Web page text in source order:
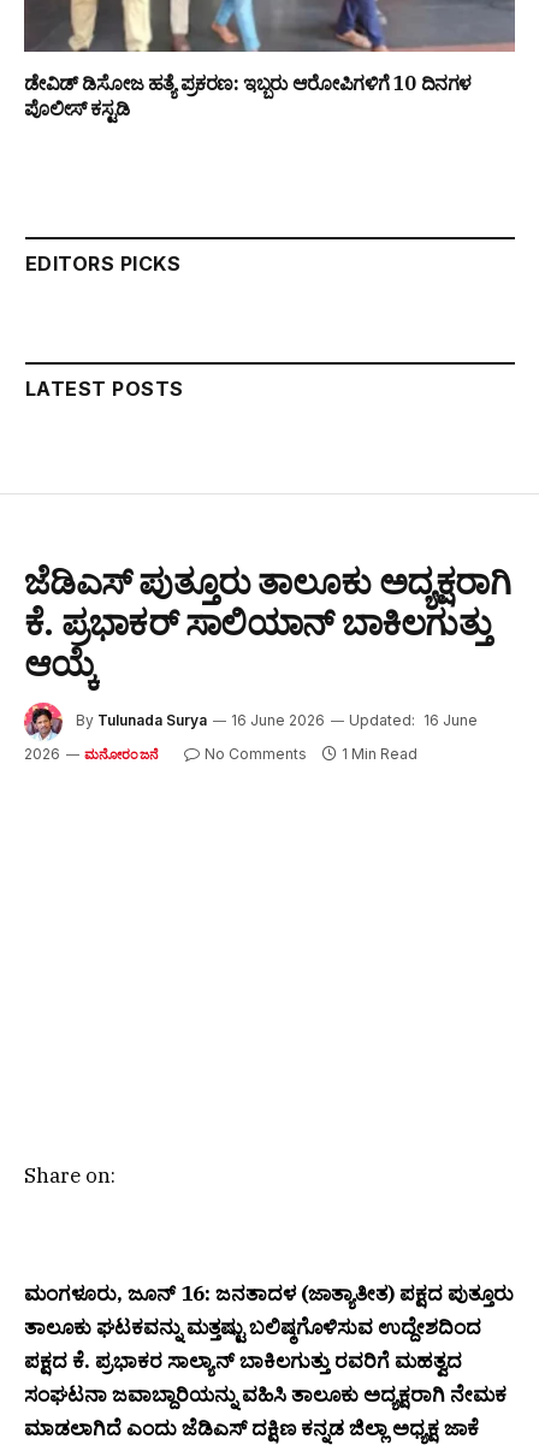
ಡೇವಿಡ್ ಡಿಸೋಜ ಹತ್ಯೆ ಪ್ರಕರಣ: ಇಬ್ಬರು ಆರೋಪಿಗಳಿಗೆ 10 ದಿನಗಳ
ಪೊಲೀಸ್ ಕಸ್ಟಡಿ
EDITORS PICKS
LATEST POSTS
ಜೆಡಿಎಸ್ ಪುತ್ತೂರು ತಾಲೂಕು ಅದ್ಯಕ್ಷರಾಗಿ
ಕೆ. ಪ್ರಭಾಕರ್ ಸಾಲಿಯಾನ್ ಬಾಕಿಲಗುತ್ತು‌
ಆಯ್ಕೆ
By Tulunada Surya 16 June 2026 Updated: 16 June
2026
ಮನೋರಂಜನೆ No Comments 1 Min Read
Share on:
ಮಂಗಳೂರು, ಜೂನ್ 16: ಜನತಾದಳ (ಜಾತ್ಯಾತೀತ) ಪಕ್ಷದ ಪುತ್ತೂರು
ತಾಲೂಕು ಘಟಕವನ್ನು ಮತ್ತಷ್ಟು ಬಲಿಷ್ಠಗೊಳಿಸುವ ಉದ್ದೇಶದಿಂದ
ಪಕ್ಷದ ಕೆ. ಪ್ರಭಾಕರ ಸಾಲ್ಯಾನ್ ಬಾಕಿಲಗುತ್ತು ರವರಿಗೆ ಮಹತ್ವದ
ಸಂಘಟನಾ ಜವಾಬ್ದಾರಿಯನ್ನು ವಹಿಸಿ ತಾಲೂಕು ಅದ್ಯಕ್ಷರಾಗಿ ನೇಮಕ
ಮಾಡಲಾಗಿದೆ ಎಂದು ಜೆಡಿಎಸ್ ದಕ್ಷಿಣ ಕನ್ನಡ ಜಿಲ್ಲಾ ಅಧ್ಯಕ್ಷ ಜಾಕೆ